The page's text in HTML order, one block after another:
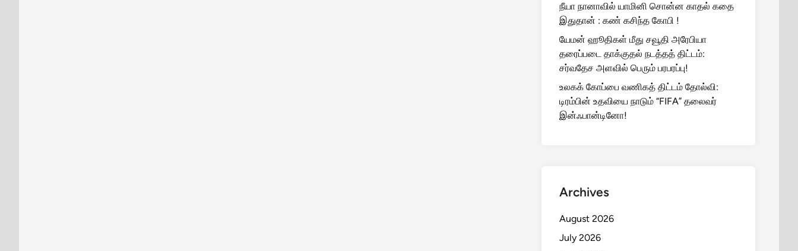
நீயா நானாவில் யாமினி சொன்ன காதல் கதை
இதுதான் : கண் கசிந்த கோபி !
யேமன் ஹூதிகள் மீது சவூதி அரேபியா
தரைப்படை தாக்குதல் நடத்தத் திட்டம்:
சர்வதேச அளவில் பெரும் பரபரப்பு!
உலகக் கோப்பை வணிகத் திட்டம் தோல்வி:
டிரம்பின் உதவியை நாடும் “FIFA” தலைவர்
இன்ஃபான்டினோ!
Archives
August 2026
July 2026